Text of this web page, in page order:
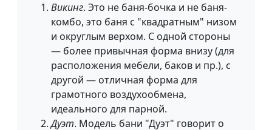
Викинг. Это не баня-бочка и не баня-
комбо, это баня с "квадратным" низом
и округлым верхом. С одной стороны
— более привычная форма внизу (для
расположения мебели, баков и пр.), с
другой — отличная форма для
грамотного воздухообмена,
идеального для парной.
Дуэт. Модель бани "Дуэт" говорит о